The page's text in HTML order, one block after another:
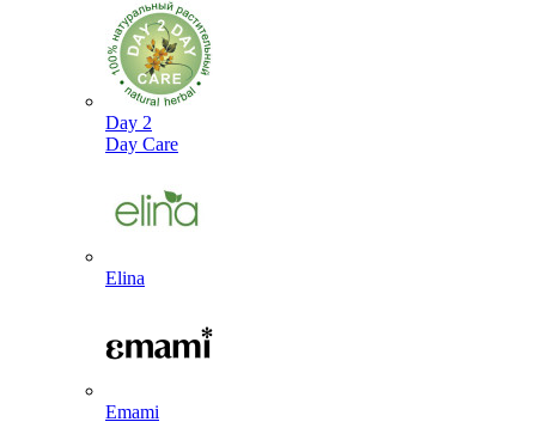
Day 2
Day Care
Elina
Emami